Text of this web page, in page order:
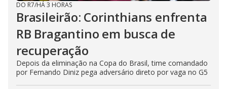
DO R7/HÁ 3 HORAS
Brasileirão: Corinthians enfrenta
RB Bragantino em busca de
recuperação
Depois da eliminação na Copa do Brasil, time comandado
por Fernando Diniz pega adversário direto por vaga no G5